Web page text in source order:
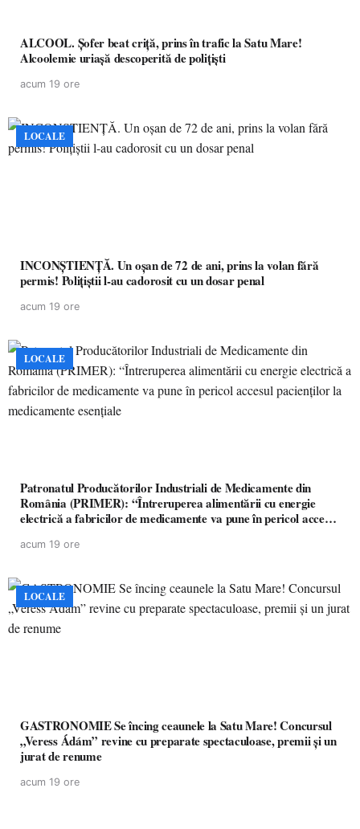
ALCOOL. Șofer beat criță, prins în trafic la Satu Mare!
Alcoolemie uriașă descoperită de polițiști
acum 19 ore
LOCALE
INCONȘTIENȚĂ. Un oșan de 72 de ani, prins la volan fără
permis! Polițiștii l-au cadorosit cu un dosar penal
acum 19 ore
LOCALE
Patronatul Producătorilor Industriali de Medicamente din
România (PRIMER): “Întreruperea alimentării cu energie
electrică a fabricilor de medicamente va pune în pericol accesul
acum 19 ore
LOCALE
GASTRONOMIE Se încing ceaunele la Satu Mare! Concursul
„Veress Ádám” revine cu preparate spectaculoase, premii și un
jurat de renume
acum 19 ore